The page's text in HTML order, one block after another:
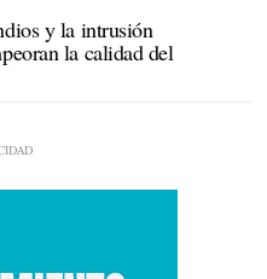
y la intrusión
la calidad del